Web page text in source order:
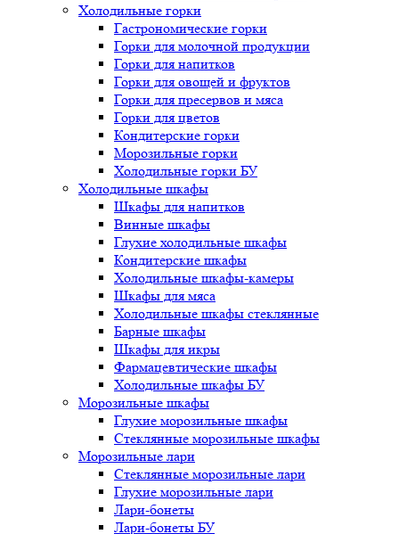
Холодильные горки
Гастрономические горки
Горки для молочной продукции
Горки для напитков
Горки для овощей и фруктов
Горки для пресервов и мяса
Горки для цветов
Кондитерские горки
Морозильные горки
Холодильные горки БУ
Холодильные шкафы
Шкафы для напитков
Винные шкафы
Глухие холодильные шкафы
Кондитерские шкафы
Холодильные шкафы-камеры
Шкафы для мяса
Холодильные шкафы стеклянные
Барные шкафы
Шкафы для икры
Фармацевтические шкафы
Холодильные шкафы БУ
Морозильные шкафы
Глухие морозильные шкафы
Стеклянные морозильные шкафы
Морозильные лари
Стеклянные морозильные лари
Глухие морозильные лари
Лари-бонеты
Лари-бонеты БУ